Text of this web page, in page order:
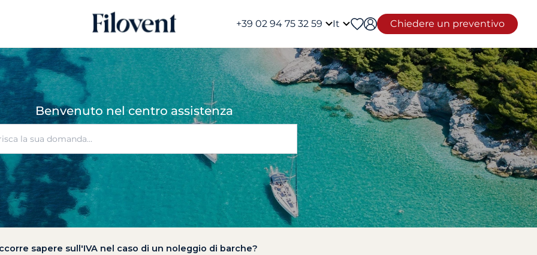
+39 02 94 75 32 59 It Chiedere un preventivo
Benvenuto nel centro assistenza
sapere sull'IVA nel caso di un noleggio di barche?